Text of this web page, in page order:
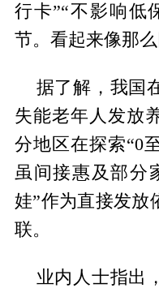
行卡”“不影响低
节。看起来像那
据了解，我国
失能老年人发放
分地区在探索“0
虽间接惠及部分
娃”作为直接发放
联。
业内人士指出